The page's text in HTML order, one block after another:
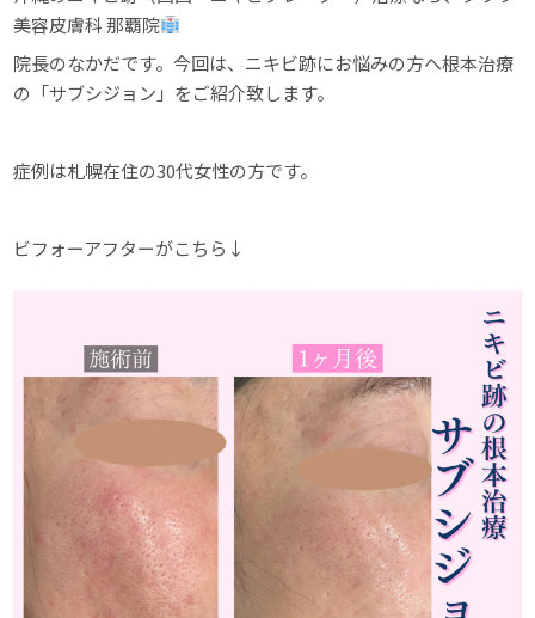
美容皮膚科 那覇院
院長のなかだです。今回は、ニキビ跡にお悩みの方へ根本治療
の「サブシジョン」をご紹介致します。
症例は札幌在住の30代女性の方です。
ビフォーアフターがこちら↓